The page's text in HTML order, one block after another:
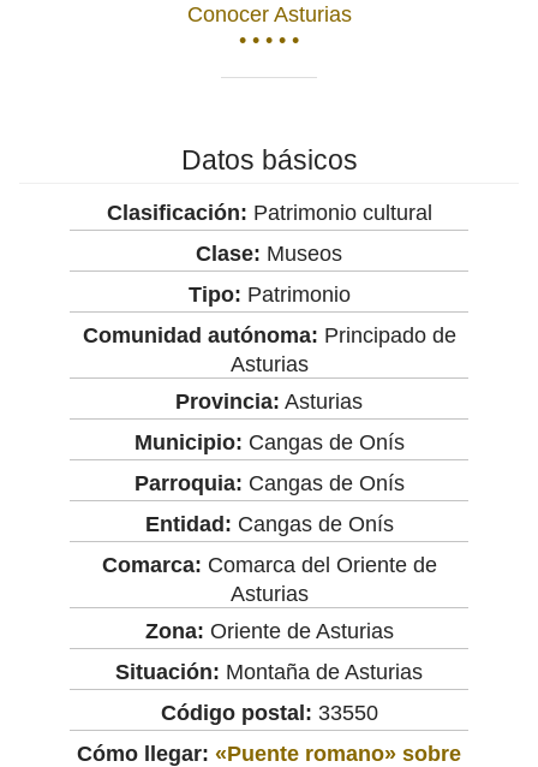
Conocer Asturias
• • • • •
Datos básicos
Clasificación: Patrimonio cultural
Clase: Museos
Tipo: Patrimonio
Comunidad autónoma: Principado de
Asturias
Provincia: Asturias
Municipio: Cangas de Onís
Parroquia: Cangas de Onís
Entidad: Cangas de Onís
Comarca: Comarca del Oriente de
Asturias
Zona: Oriente de Asturias
Situación: Montaña de Asturias
Código postal: 33550
Cómo llegar: «Puente romano» sobre